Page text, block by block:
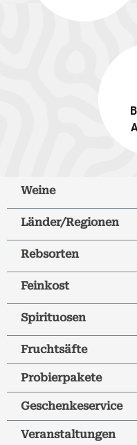
Weine
Länder/Regionen
Rebsorten
Feinkost
Spirituosen
Fruchtsäfte
Probierpakete
Geschenkeservice
Veranstaltungen